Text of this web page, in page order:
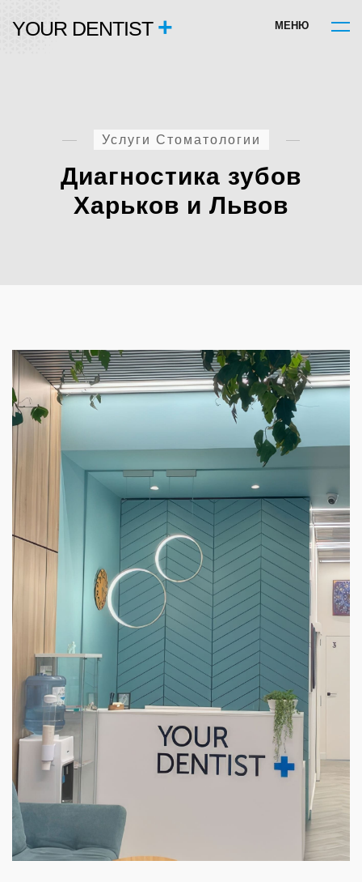
YOUR DENTIST + М ЕН Ю
Услуги Стоматологии
Диагностика зубов
Харьков и Львов